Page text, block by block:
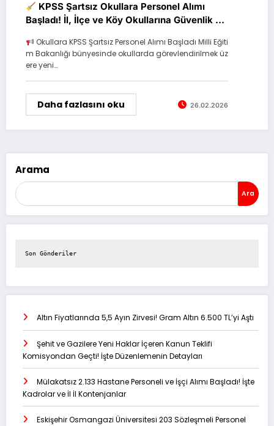
KPSS Şartsız Okullara Personel Alımı
Başladı! İl, İlçe ve Köy Okullarına Güvenlik ve
Okullara KPSS Şartsız Personel Alımı Başladı Milli Eğiti
m Bakanlığı bünyesinde okullarda görevlendirilmek üz
ere yeni…
Daha fazlasını oku 26.02.2026
Arama
Ara
Son Gönderiler
Altın Fiyatlarında 5,5 Ayın Zirvesi! Gram Altın 6.500 TL’yi Aştı
Şehit ve Gazilere Yeni Haklar İçeren Kanun Teklifi
Komisyondan Geçti! İşte Düzenlemenin Detayları
Mülakatsız 2.133 Hastane Personeli ve İşçi Alımı Başladı! İşte
Kadrolar ve İl İl Kontenjanlar
Eskişehir Osmangazi Üniversitesi 203 Sözleşmeli Personel